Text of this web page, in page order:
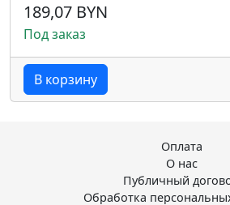
189,07 BYN
Под заказ
В корзину
Оплата
О нас
Публичный
Обработка